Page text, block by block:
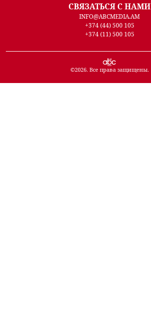
СВЯЗАТЬСЯ С НАМИ
INFO@ABCMEDIA.AM
+374 (44) 500 105
+374 (11) 500 105
©2026. Все права защищены.